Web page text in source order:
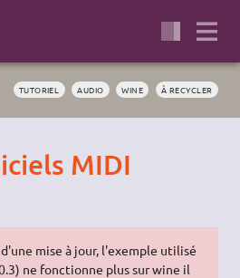
TUTORIEL AUDIO WINE À RECYCLER
MIDI
mise à jour, l'exemple utilisé
ne fonctionne plus sur wine il